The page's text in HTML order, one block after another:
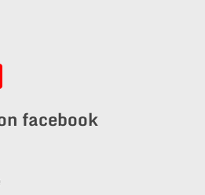
YouTube
facebook